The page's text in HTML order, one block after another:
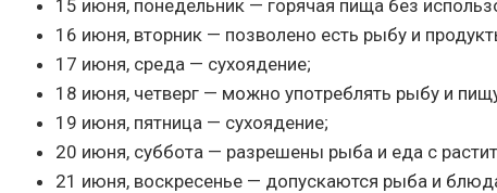
15 июня, понедельник — горячая пища без
16 июня, вторник — позволено есть рыбу и
17 июня, среда — сухоядение;
18 июня, четверг — можно употреблять рыбу и
19 июня, пятница — сухоядение;
20 июня, суббота — разрешены рыба и еда с
21 июня, воскресенье — допускаются рыба и